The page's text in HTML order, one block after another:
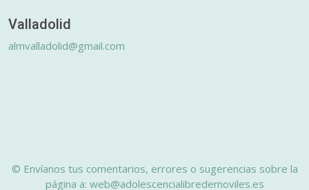
Valladolid
almvalladolid@gmail.com
© Envíanos tus comentarios, errores o sugerencias sobre la
página a: web@adolescencialibredemoviles.es